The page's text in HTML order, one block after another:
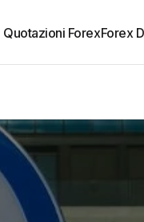
Quotazioni ForexForex